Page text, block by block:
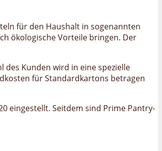
für den Haushalt in sogenannten
ökologische Vorteile bringen. Der
des Kunden wird in eine spezielle
für Standardkartons betragen
eingestellt. Seitdem sind Prime Pantry-